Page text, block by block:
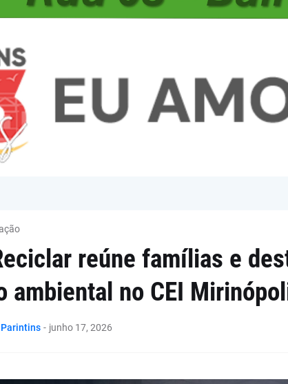
reúne famílias e
ambiental no CEI
- junho 17, 2026